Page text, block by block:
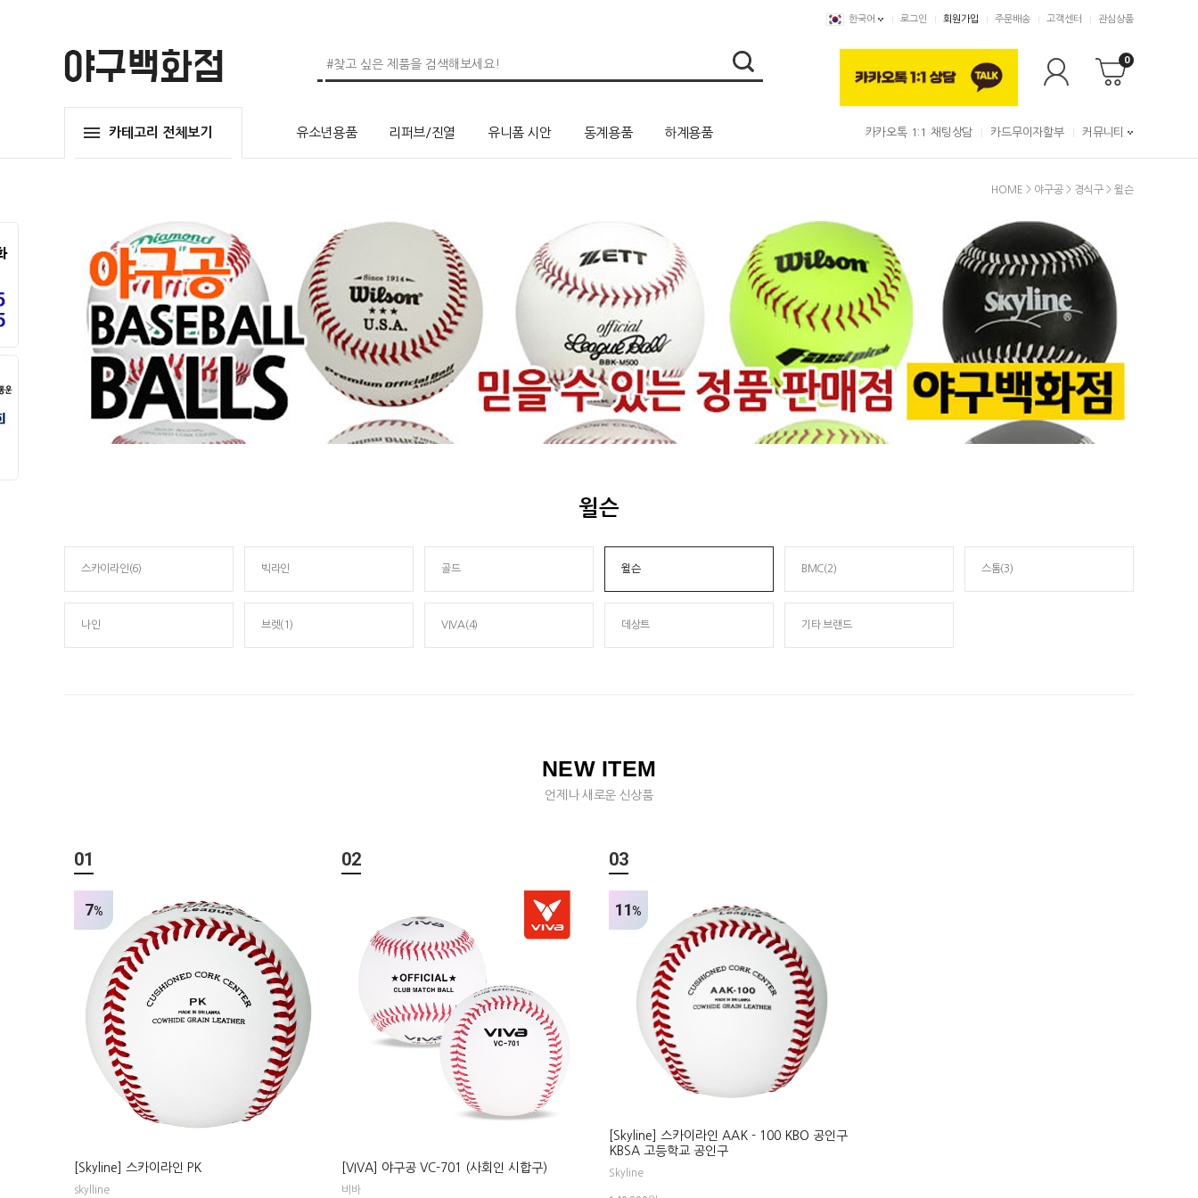
한국어 로그인 회원가입 주문배송 고객센터 관심상품
0
카테고리 전체보기 유소년용품 리퍼브/진열 유니폼 시안 동계용품 하계용품 카카오톡 1:1 채팅상담 카드무이자할부 커뮤니티
HOME > 야구공 > 경식구 > 윌슨
윌슨
스카이라인(6) 빅라인 골드 윌슨 BMC(2) 스톰(3)
나인 브렛(1) VIVA(4) 데상트 기타 브랜드
NEW ITEM
언제나 새로운 신상품
01
7%
[Skyline] 스카이라인 PK
skylline
02
[VIVA] 야구공 VC-701 (사회인 시합구)
비바
03
11%
[Skyline] 스카이라인 AAK - 100 KBO 공인구
KBSA 고등학교 공인구
Skyline